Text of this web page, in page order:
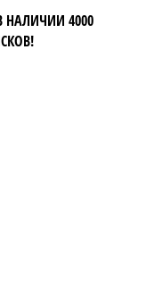
НАЛИЧИИ 4000